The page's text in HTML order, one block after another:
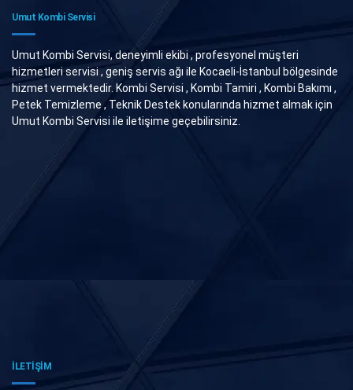
Umut Kombi Servisi
Umut Kombi Servisi, deneyimli ekibi , profesyonel müşteri
hizmetleri servisi , geniş servis ağı ile Kocaeli-İstanbul bölgesinde
hizmet vermektedir. Kombi Servisi , Kombi Tamiri , Kombi Bakımı ,
Petek Temizleme , Teknik Destek konularında hizmet almak için
Umut Kombi Servisi ile iletişime geçebilirsiniz.
İLETİŞİM